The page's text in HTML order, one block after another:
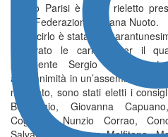
Sergio Parisi è stato rieletto
della Federazione Italiana Nuoto.
A sancirlo è stata la
rinnovato le cariche per il
presidente Sergio Parisi,
all’unanimità in un’assemblea
mandato, sono stati eletti i
Bellocchio, Giovanna
Coglitore, Nunzio Corrao,
Salvatore, Vincenzo Malfitana,